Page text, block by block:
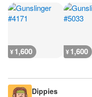
¥1,600 ¥1,600
Dippies